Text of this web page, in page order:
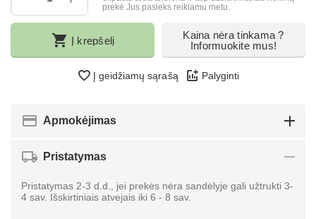
prekė Jus pasieks reikiamu metu.
Į krepšelį
Kaina nėra tinkama ?
Informuokite mus!
Į geidžiamų sąrašą Palyginti
Apmokėjimas
Pristatymas
Pristatymas 2-3 d.d., jei prekės nėra sandėlyje gali užtrukti 3-
4 sav. Išskirtiniais atvejais iki 6 - 8 sav.